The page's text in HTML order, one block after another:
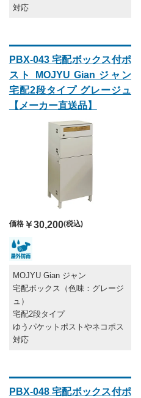
対応
PBX-043 宅配ボックス付ポ
スト MOJYU Gian ジャン
宅配2段タイプ グレージュ
【メーカー直送品】
価格￥30,200(税込)
MOJYU Gian ジャン
宅配ボックス（色味：グレージ
ュ）
宅配2段タイプ
ゆうパケットポストやネコポス
対応
PBX-048 宅配ボックス付ポ